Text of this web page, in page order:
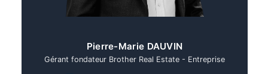
Pierre-Marie DAUVIN
Gérant fondateur Brother Real Estate - Entreprise